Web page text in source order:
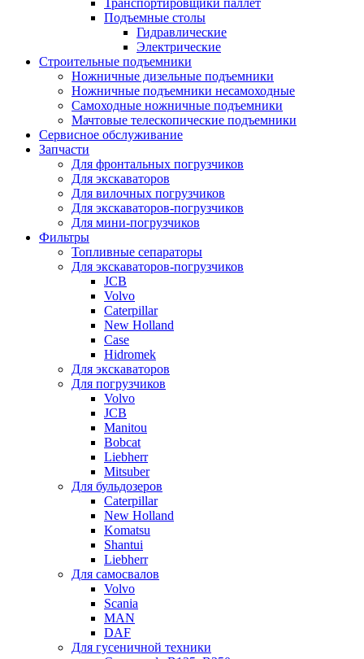
Подъемные столы
Гидравлические
Электрические
Строительные подъемники
Ножничные дизельные подъемники
Ножничные подъемники несамоходные
Самоходные ножничные подъемники
Мачтовые телескопические подъемники
Сервисное обслуживание
Запчасти
Для фронтальных погрузчиков
Для экскаваторов
Для вилочных погрузчиков
Для экскаваторов-погрузчиков
Для мини-погрузчиков
Фильтры
Топливные сепараторы
Для экскаваторов-погрузчиков
JCB
Volvo
Caterpillar
New Holland
Case
Hidromek
Для экскаваторов
Для погрузчиков
Volvo
JCB
Manitou
Bobcat
Liebherr
Mitsuber
Для бульдозеров
Caterpillar
New Holland
Komatsu
Shantui
Liebherr
Для самосвалов
Volvo
Scania
MAN
DAF
Для гусеничной техники